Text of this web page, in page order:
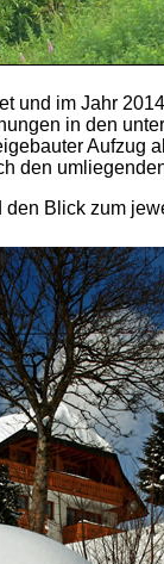
und im Jahr
in den
Aufzug
den
Blick zum